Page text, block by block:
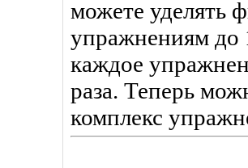
можете уделять
упражнениям до
каждое
раза. Теперь
комплекс